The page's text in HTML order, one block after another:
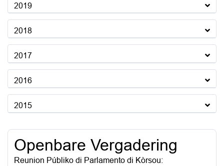
2019
2018
2017
2016
2015
Openbare Vergadering
Reunion Públiko di Parlamento di Kòrsou: